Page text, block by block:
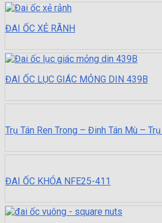
ĐAI ỐC XẺ RÃNH
ĐAI ỐC LỤC GIÁC MỎNG DIN 439B
Trụ Tán Ren Trong – Đinh Tán Mù –
ĐAI ỐC KHÓA NFE25-411